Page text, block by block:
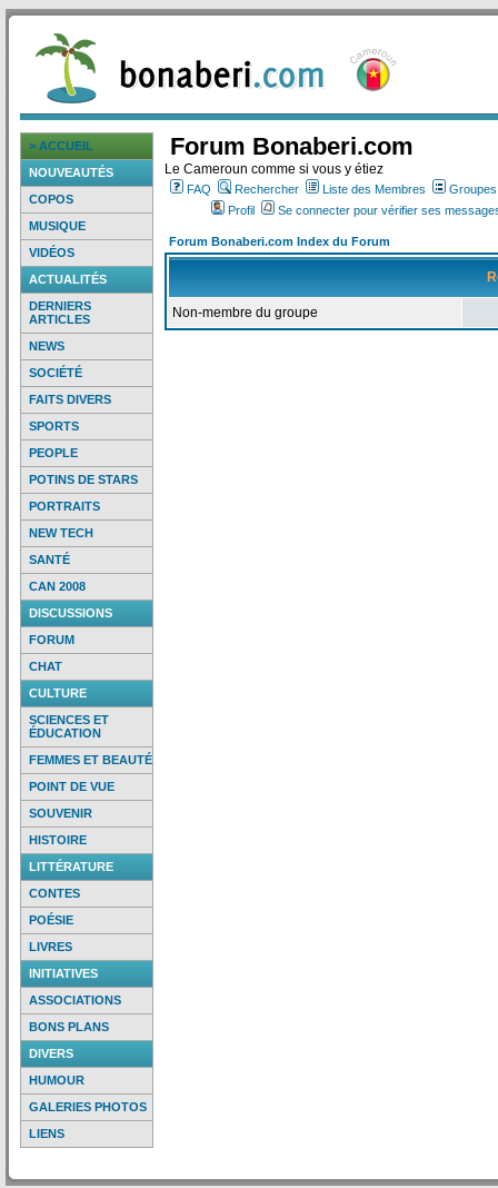
> ACCUEIL
NOUVEAUTÉS
COPOS
MUSIQUE
VIDÉOS
ACTUALITÉS
DERNIERS
ARTICLES
NEWS
SOCIÉTÉ
FAITS DIVERS
SPORTS
PEOPLE
POTINS DE STARS
PORTRAITS
NEW TECH
SANTÉ
CAN 2008
DISCUSSIONS
FORUM
CHAT
CULTURE
SCIENCES ET
ÉDUCATION
FEMMES ET BEAUTÉ
POINT DE VUE
SOUVENIR
HISTOIRE
LITTÉRATURE
CONTES
POÉSIE
LIVRES
INITIATIVES
ASSOCIATIONS
BONS PLANS
DIVERS
HUMOUR
GALERIES PHOTOS
LIENS
Forum Bonaberi.com
Le Cameroun comme si vous y étiez
FAQ Rechercher Liste des Membres
Profil
Se connecter pour vérifier ses
Forum Bonaberi.com Index du Forum
Non-membre du groupe